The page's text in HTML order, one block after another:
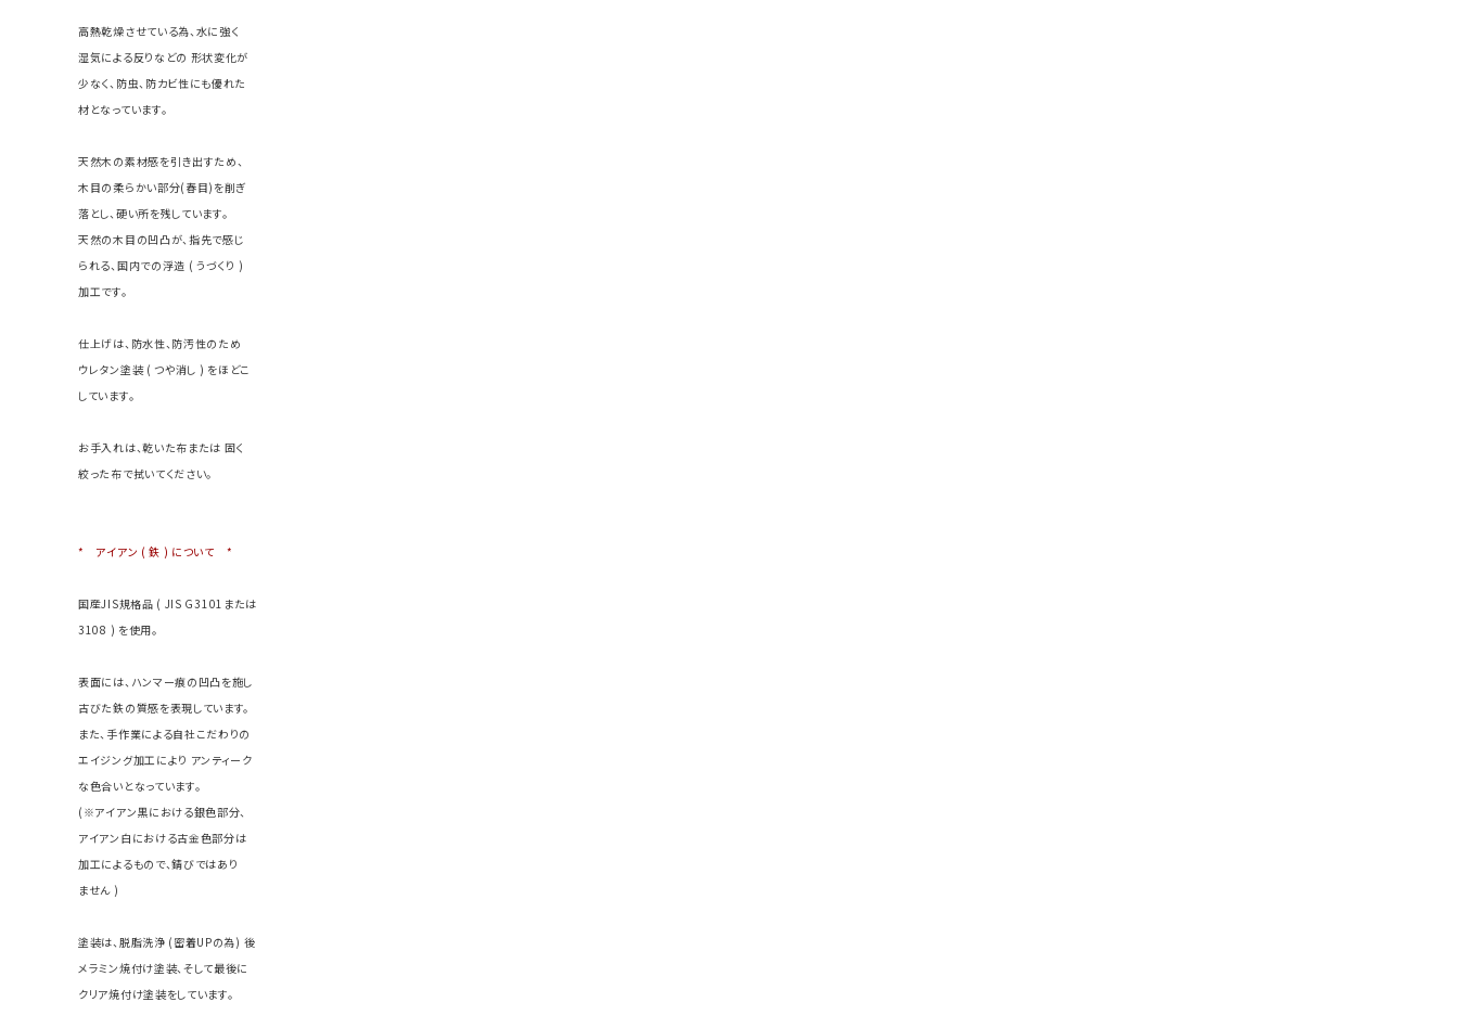
高熱乾燥させている為、水に強く
湿気による反りなどの 形状変化が
少なく、防虫、防カビ性にも優れた
材となっています。
天然木の素材感を引き出すため、
木目の柔らかい部分(春目)を削ぎ
落とし、硬い所を残しています。
天然の木目の凹凸が、指先で感じ
られる、国内での浮造 ( うづくり )
加工です。
仕上げは、防水性、防汚性のため
ウレタン塗装 ( つや消し ) をほどこ
しています。
お手入れは、乾いた布または 固く
絞った布で拭いてください。
* アイアン ( 鉄 ) について *
国産JIS規格品 ( JIS G3101または
3108 ) を使用。
表面には、ハンマー痕の凹凸を施し
古びた鉄の質感を表現しています。
また、手作業による自社こだわりの
エイジング加工により アンティーク
な色合いとなっています。
(※アイアン黒における銀色部分、
アイアン白における古金色部分は
加工によるもので、錆びではあり
ません )
塗装は、脱脂洗浄 (密着UPの為) 後
メラミン焼付け塗装、そして最後に
クリア焼付け塗装をしています。